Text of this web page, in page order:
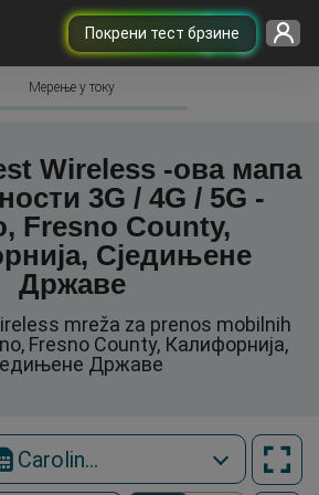
Покрени тест брзине
Мерење у току
Wireless -ова мапа
3G / 4G / 5G -
Fresno County,
Сједињене
Државе
mreža za prenos mobilnih
Fresno County, Калифорнија,
Државе
Carolina West Wireless